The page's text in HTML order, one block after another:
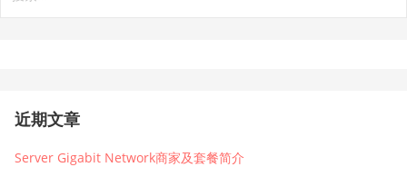
索：
近期文章
Server Gigabit Network商家及套餐简介